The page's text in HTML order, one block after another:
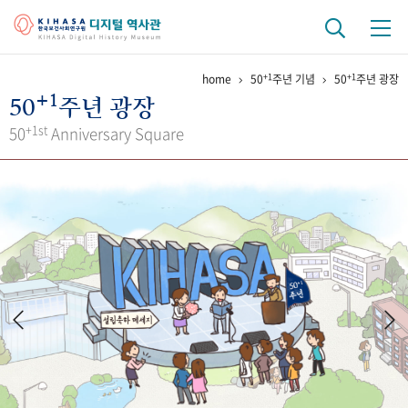
걸어온 길 기관 변천사
키워드로 보는 연구 역사
연구자들
간행물 변천사
기록물 아카이브
사진 아카이브 문서 기록물 행정박물 영상 기록물
50+1 주년 기념
home 50+1주년 기념 50+1주년 광장
50+1주년 광장
50+1st Anniversary Square